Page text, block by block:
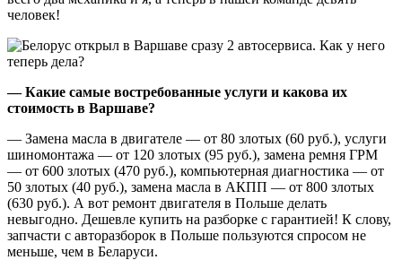
человек!
— Какие самые востребованные услуги и какова их
стоимость в Варшаве?
— Замена масла в двигателе — от 80 злотых (60 руб.), услуги
шиномонтажа — от 120 злотых (95 руб.), замена ремня ГРМ
— от 600 злотых (470 руб.), компьютерная диагностика — от
50 злотых (40 руб.), замена масла в АКПП — от 800 злотых
(630 руб.). А вот ремонт двигателя в Польше делать
невыгодно. Дешевле купить на разборке с гарантией! К слову,
запчасти с авторазборок в Польше пользуются спросом не
меньше, чем в Беларуси.